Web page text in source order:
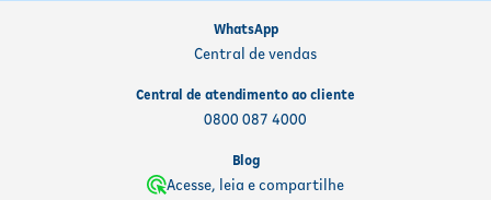
WhatsApp
Central de vendas
Central de atendimento ao cliente
0800 087 4000
Blog
Acesse, leia e compartilhe